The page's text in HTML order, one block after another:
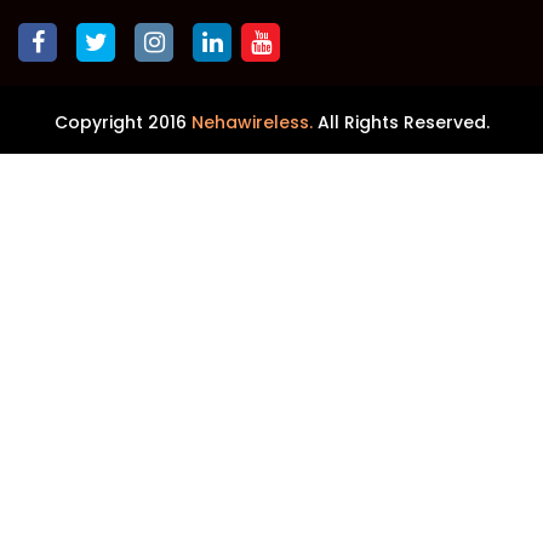
Copyright 2016 Nehawireless.All Rights Reserved.